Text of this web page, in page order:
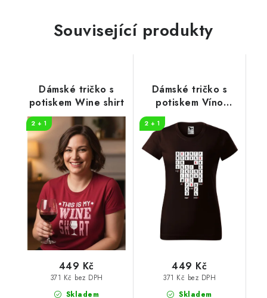
Související produkty
Dámské tričko s
potiskem Wine shirt
2 + 1
Skladem
371 Kč bez DPH
449 Kč
Dámské tričko s
potiskem Víno
2 + 1
Skladem
371 Kč bez DPH
449 Kč